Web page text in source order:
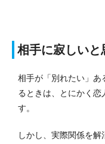
相手に寂しいと
相手が「別れたい」あ
るときは、とにかく恋
す。
しかし、実際関係を